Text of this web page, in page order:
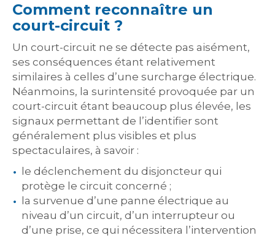
Comment reconnaître un
court-circuit ?
Un court-circuit ne se détecte pas aisément,
ses conséquences étant relativement
similaires à celles d’une surcharge électrique.
Néanmoins, la surintensité provoquée par un
court-circuit étant beaucoup plus élevée, les
signaux permettant de l’identifier sont
généralement plus visibles et plus
spectaculaires, à savoir :
le déclenchement du disjoncteur qui
protège le circuit concerné ;
la survenue d’une panne électrique au
niveau d’un circuit, d’un interrupteur ou
d’une prise, ce qui nécessitera l’intervention